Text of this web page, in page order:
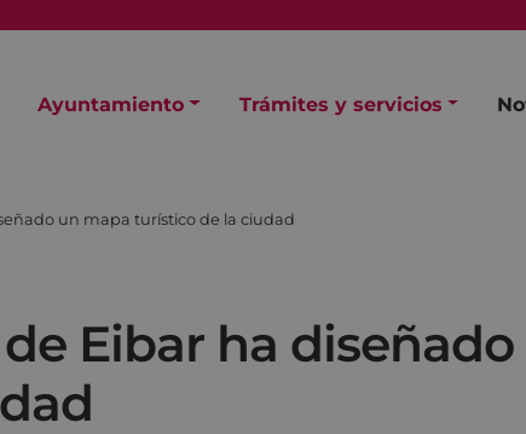
Ayuntamiento Trámites y servicios
un mapa turístico de la ciudad
Eibar ha